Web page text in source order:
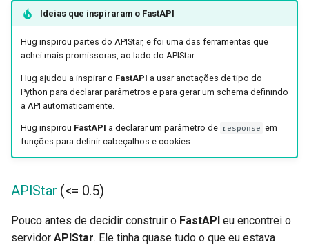
Ideias que inspiraram o FastAPI
Hug inspirou partes do APIStar, e foi uma das ferramentas que
achei mais promissoras, ao lado do APIStar.
Hug ajudou a inspirar o FastAPI a usar anotações de tipo do
Python para declarar parâmetros e para gerar um schema definindo
a API automaticamente.
Hug inspirou FastAPI a declarar um parâmetro de response em
funções para definir cabeçalhos e cookies.
APIStar (<= 0.5)
Pouco antes de decidir construir o FastAPI eu encontrei o
servidor APIStar. Ele tinha quase tudo o que eu estava